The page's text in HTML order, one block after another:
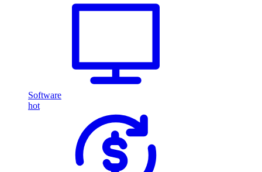
Software
hot